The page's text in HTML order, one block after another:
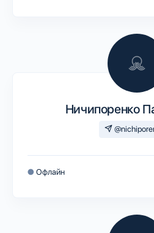
Ничипоренко
● Офлайн